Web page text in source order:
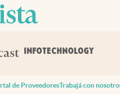
de ProveedoresTrabajá con